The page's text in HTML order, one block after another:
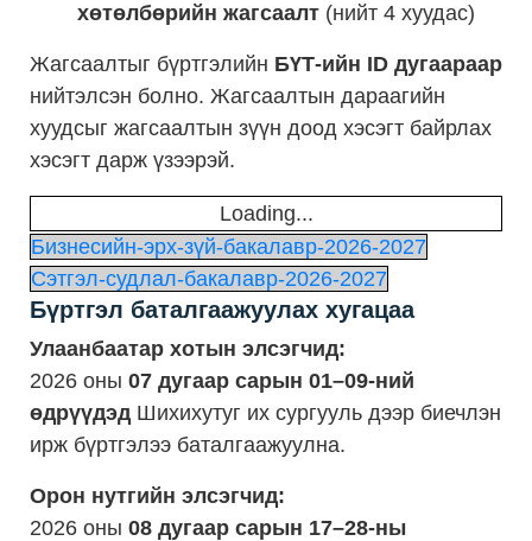
хөтөлбөрийн жагсаалт (нийт 4 хуудас)
Жагсаалтыг бүртгэлийн БҮТ-ийн ID дугаараар
нийтэлсэн болно. Жагсаалтын дараагийн
хуудсыг жагсаалтын зүүн доод хэсэгт байрлах
хэсэгт дарж үзээрэй.
Loading...
Бизнесийн-эрх-зүй-бакалавр-2026-2027
Сэтгэл-судлал-бакалавр-2026-2027
Бүртгэл баталгаажуулах хугацаа
Улаанбаатар хотын элсэгчид:
2026 оны 07 дугаар сарын 01–09-ний
өдрүүдэд Шихихутуг их сургууль дээр биечлэн
ирж бүртгэлээ баталгаажуулна.
Орон нутгийн элсэгчид:
2026 оны 08 дугаар сарын 17–28-ны